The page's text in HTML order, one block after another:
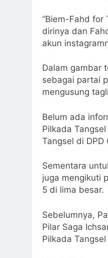
“Biem-Fahd for
dirinya dan
akun
Dalam gambar
sebagai partai
mengusung
Belum ada
Pilkada
Tangsel di DPD
Sementara
juga mengikuti
5 di lima besar.
Sebelumnya,
Pilar Saga
Pilkada